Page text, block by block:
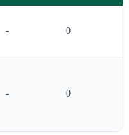
- 0
- 0